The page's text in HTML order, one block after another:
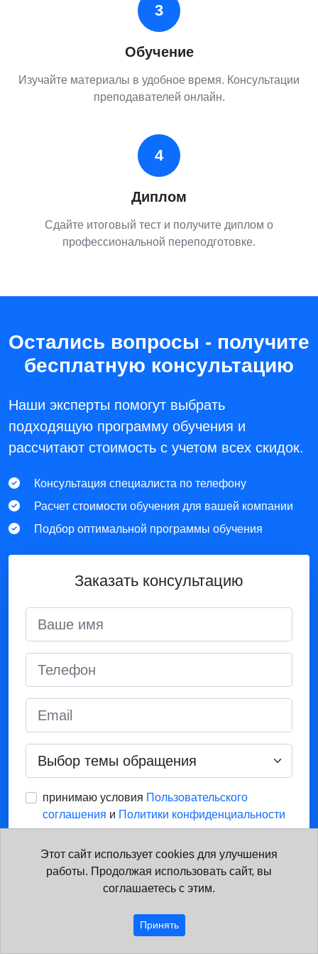
3
Обучение
Изучайте материалы в удобное время. Консультации
преподавателей онлайн.
4
Диплом
Сдайте итоговый тест и получите диплом о
профессиональной переподготовке.
Остались вопросы - получите
бесплатную консультацию
Наши эксперты помогут выбрать
подходящую программу обучения и
рассчитают стоимость с учетом всех скидок.
Консультация специалиста по телефону
Расчет стоимости обучения для вашей компании
Подбор оптимальной программы обучения
Заказать консультацию
принимаю условия Пользовательского
соглашения и Политики конфиденциальности
Получить консультацию
обработки персональных данных
Этот сайт использует cookies для улучшения
работы. Продолжая использовать сайт, вы
соглашаетесь с этим.
Принять